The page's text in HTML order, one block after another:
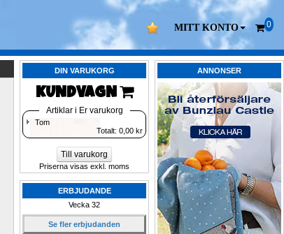
MITT KONTO 0
ANNONSER
DIN VARUKORG
KUNDVAGN
Artiklar i Er varukorg
Tom
Totalt: 0,00 kr
Till varukorg
Priserna visas exkl. moms
ERBJUDANDE
Vecka 32
Se fler erbjudanden